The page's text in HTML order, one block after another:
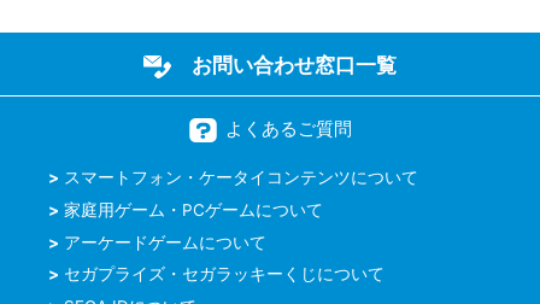
お問い合わせ窓口一覧
よくあるご質問
スマートフォン・ケータイコンテンツについて
家庭用ゲーム・PCゲームについて
アーケードゲームについて
セガプライズ・セガラッキーくじについて